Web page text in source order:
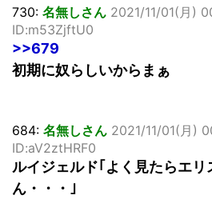
730: 名無しさん 2021/11/01(月)
ID:m53ZjftU0
>>679
初期に奴らしいからまぁ
684: 名無しさん 2021/11/01(月)
ID:aV2ztHRF0
ルイジェルド｢よく見たらエ
ん・・・｣